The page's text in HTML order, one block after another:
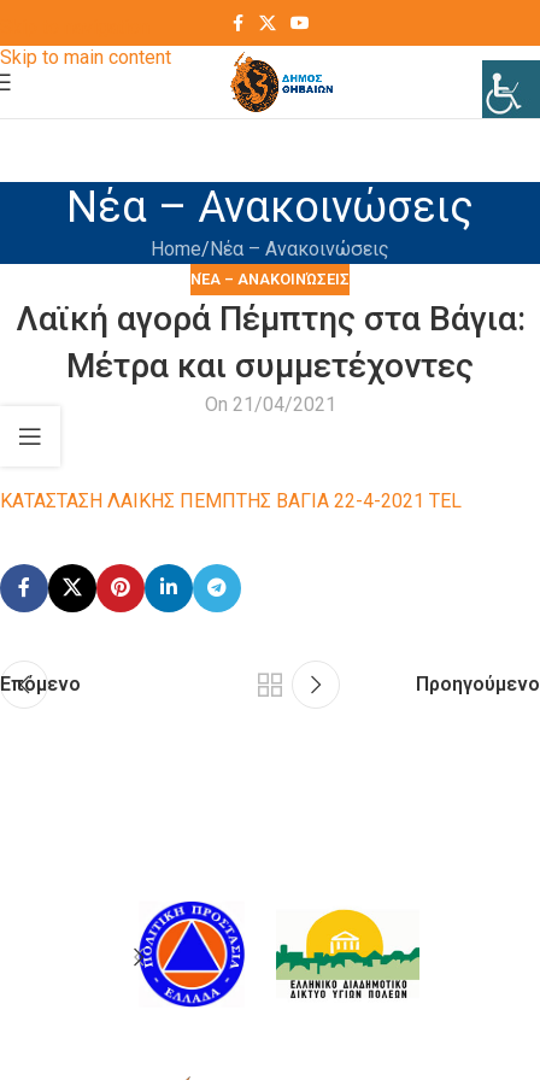
Skip to main content
Νέα – Ανακοινώσεις
Home Νέα – Ανακοινώσεις
ΝΈΑ – ΑΝΑΚΟΙΝΏΣΕΙΣ
Λαϊκή αγορά Πέμπτης στα Βάγια:
Μέτρα και συμμετέχοντες
On 21/04/2021
ΚΑΤΑΣΤΑΣΗ ΛΑΙΚΗΣ ΠΕΜΠΤΗΣ ΒΑΓΙΑ 22-4-2021 TEL
Επόμενο Προηγούμενο